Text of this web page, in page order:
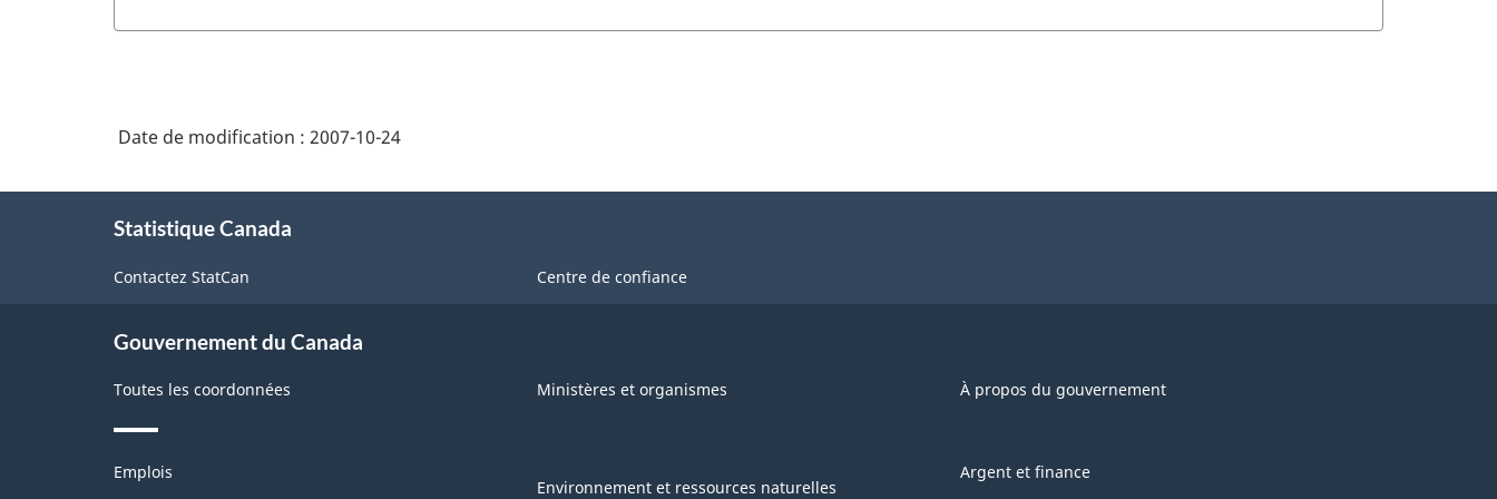
Date de modification : 2007-10-24
Statistique Canada
Contactez StatCan Centre de confiance
Gouvernement du Canada
Toutes les coordonnées Ministères et organismes À propos du gouvernement
Thèmes
Emplois
Environnement et ressources naturelles
Argent et finance